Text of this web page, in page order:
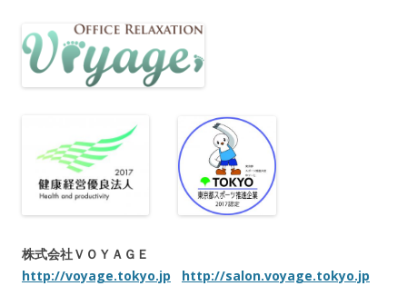
株式会社ＶＯＹＡＧＥ
http://voyage.tokyo.jp
http://salon.voyage.tokyo.jp